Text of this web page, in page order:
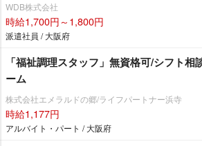
WDB株式会社
時給1,700円～1,800円
派遣社員 / 大阪府
「福祉調理スタッフ」無資格可/シフト
ーム
株式会社エメラルドの郷/ライフパートナー浜寺
時給1,177円
アルバイト・パート / 大阪府